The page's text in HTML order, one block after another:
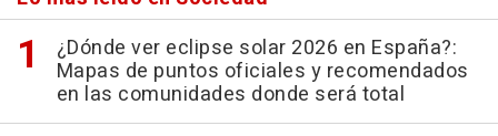
¿Dónde ver eclipse solar 2026 en España?:
Mapas de puntos oficiales y recomendados
en las comunidades donde será total